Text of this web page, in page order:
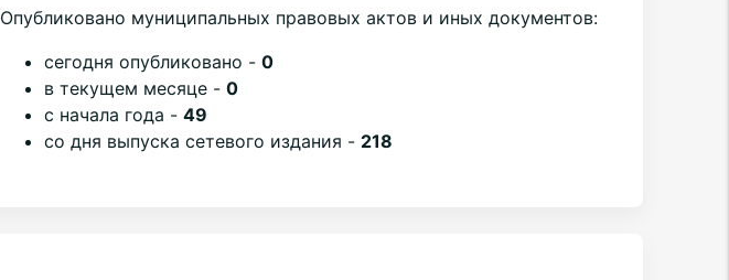
Опубликовано муниципальных правовых актов и иных документов:
cегодня опубликовано -0
в текущем месяце -0
с начала года -49
со дня выпуска сетевого издания - 218